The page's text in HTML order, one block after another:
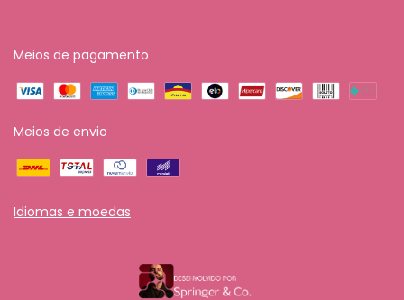
Meios de pagamento
Meios de envio
Idiomas e moedas